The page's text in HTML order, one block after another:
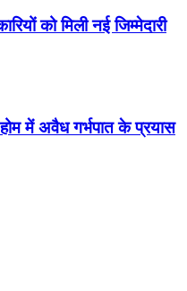
को मिली नई जिम्मेदारी
में अवैध गर्भपात के प्रयास